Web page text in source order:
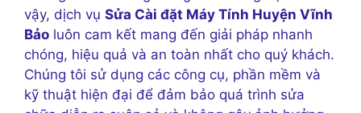
vậy, dịch vụ Sửa Cài đặt Máy Tính Huyện Vĩnh
Bảo luôn cam kết mang đến giải pháp nhanh
chóng, hiệu quả và an toàn nhất cho quý khách.
Chúng tôi sử dụng các công cụ, phần mềm và
kỹ thuật hiện đại để đảm bảo quá trình sửa